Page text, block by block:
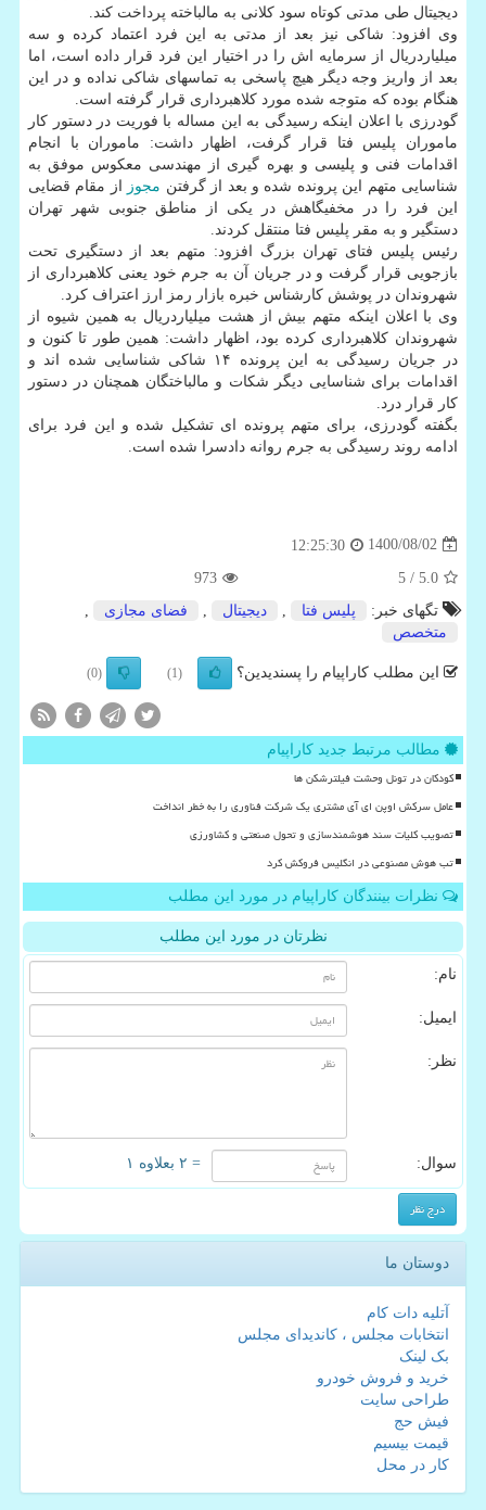
دیجیتال طی مدتی کوتاه سود کلانی به مالباخته پرداخت کند.
وی افزود: شاکی نیز بعد از مدتی به این فرد اعتماد کرده و سه
میلیاردریال از سرمایه اش را در اختیار این فرد قرار داده است، اما
بعد از واریز وجه دیگر هیچ پاسخی به تماسهای شاکی نداده و در این
هنگام بوده که متوجه شده مورد کلاهبرداری قرار گرفته است.
گودرزی با اعلان اینکه رسیدگی به این مساله با فوریت در دستور کار
ماموران پلیس فتا قرار گرفت، اظهار داشت: ماموران با انجام
اقدامات فنی و پلیسی و بهره گیری از مهندسی معکوس موفق به
شناسایی متهم این پرونده شده و بعد از گرفتن مجوز
از مقام قضایی
این فرد را در مخفیگاهش در یکی از مناطق جنوبی شهر تهران
دستگیر و به مقر پلیس فتا منتقل کردند.
رئیس پلیس فتای تهران بزرگ افزود: متهم بعد از دستگیری تحت
بازجویی قرار گرفت و در جریان آن به جرم خود یعنی کلاهبرداری از
شهروندان در پوشش کارشناس خبره بازار رمز ارز اعتراف کرد.
وی با اعلان اینکه متهم بیش از هشت میلیاردریال به همین شیوه از
شهروندان کلاهبرداری کرده بود، اظهار داشت: همین طور تا کنون و
در جریان رسیدگی به این پرونده ۱۴ شاکی شناسایی شده اند و
اقدامات برای شناسایی دیگر شکات و مالباختگان همچنان در دستور
کار قرار درد.
بگفته گودرزی، برای متهم پرونده ای تشکیل شده و این فرد برای
ادامه روند رسیدگی به جرم روانه دادسرا شده است.
1400/08/02
12:25:30
5.0
/ 5
973
تگهای خبر:
پلیس فتا دیجیتال فضای مجازی
متخصص
این مطلب کاراپیام را پسندیدین؟ (1)
(0)
مطالب مرتبط جدید کاراپیام
کودکان در تونل وحشت فیلترشکن ها
عامل سرکش اوپن ای آی مشتری یک شرکت فناوری را به خطر انداخت
تصویب کلیات سند هوشمندسازی و تحول صنعتی و کشاورزی
تب هوش مصنوعی در انگلیس فروکش کرد
نظرات بینندگان کاراپیام در مورد این مطلب
نظرتان در مورد این مطلب
نام:
ایمیل:
نظر:
سوال: = ۲ بعلاوه ۱
دوستان ما
آتلیه دات کام
انتخابات مجلس ، کاندیدای مجلس
بک لینک
خرید و فروش خودرو
طراحی سایت
فیش حج
قیمت بیسیم
کار در محل